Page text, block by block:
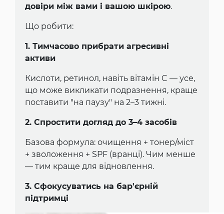
довіри між вами і вашою шкірою.
Що робити:
1. Тимчасово прибрати агресивні
активи
Кислоти, ретинол, навіть вітамін C — усе,
що може викликати подразнення, краще
поставити "на паузу" на 2–3 тижні.
2. Спростити догляд до 3–4 засобів
Базова формула: очищення + тонер/міст
+ зволоження + SPF (вранці). Чим менше
— тим краще для відновлення.
3. Сфокусуватись на бар'єрній
підтримці